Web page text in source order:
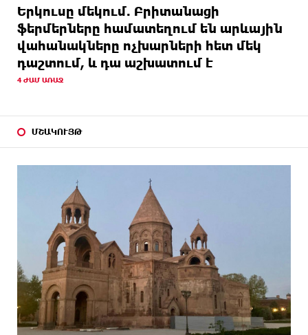
Երկուսը մեկում. Բրիտանացի
ֆերմերները համատեղում են արևային
վահանակները ոչխարների հետ մեկ
դաշտում, և դա աշխատում է
4 ԺԱՄ ԱՌԱՋ
ՄՇԱԿՈՒՅԹ